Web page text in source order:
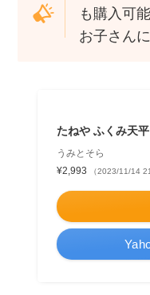
も購入可
お子さん
たねや ふくみ天
うみとそら
¥2,993
（2023/11/14